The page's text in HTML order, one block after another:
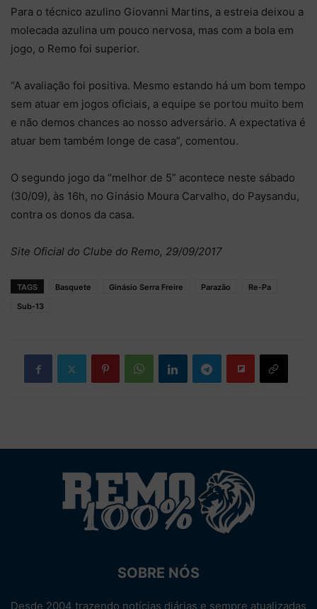
Para o técnico azulino Giovanni Martins, a estreia deixou a
molecada azulina um pouco nervosa, mas com a bola em
jogo, o Remo foi superior.
“A avaliação foi positiva. Mesmo estando há um bom tempo
sem atuar em jogos oficiais, a equipe se portou muito bem
e não demos chances ao nosso adversário. A expectativa é
atuar bem também longe de casa”, comentou.
O segundo jogo da “melhor de 5” acontece neste sábado
(30/09), às 16h, no Ginásio Moura Carvalho, do Paysandu,
contra os donos da casa.
Site Oficial do Clube do Remo, 29/09/2017
TAGS Basquete Ginásio Serra Freire Parazão
Re-Pa
Sub-13
SOBRE NÓS
Desde 2004 trazendo notícias diárias e sempre atualizadas